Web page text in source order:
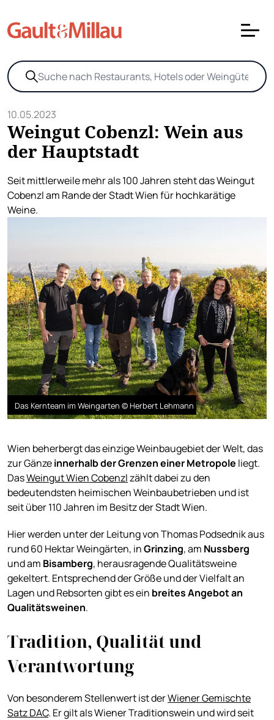
10.05.2023
Weingut Cobenzl: Wein aus
der Hauptstadt
Seit mittlerweile mehr als 100 Jahren steht das Weingut
Cobenzl am Rande der Stadt Wien für hochkarätige
Weine.
Das Kernteam im Weingarten © Herbert Lehmann
Wien beherbergt das einzige Weinbaugebiet der Welt, das
zur Gänzeinnerhalb der Grenzen einerMetropole liegt.
DasWeingut Wien Cobenzlzählt dabei zu den
bedeutendsten heimischen Weinbaubetrieben und ist
seit über 110 Jahren im Besitz der Stadt Wien.
Hier werden unter der Leitung von Thomas Podsednik aus
rund 60 Hektar Weingärten, inGrinzing, am Nussberg
und am Bisamberg, herausragende Qualitätsweine
gekeltert. Entsprechend der Größe und der Vielfalt an
Lagen und Rebsorten gibt es ein breites Angebot an
Qualitätsweinen.
Tradition, Qualität und
Verantwortung
Von besonderem Stellenwert ist derWiener Gemischte
Satz DAC. Er gilt als Wiener Traditionswein und wird seit